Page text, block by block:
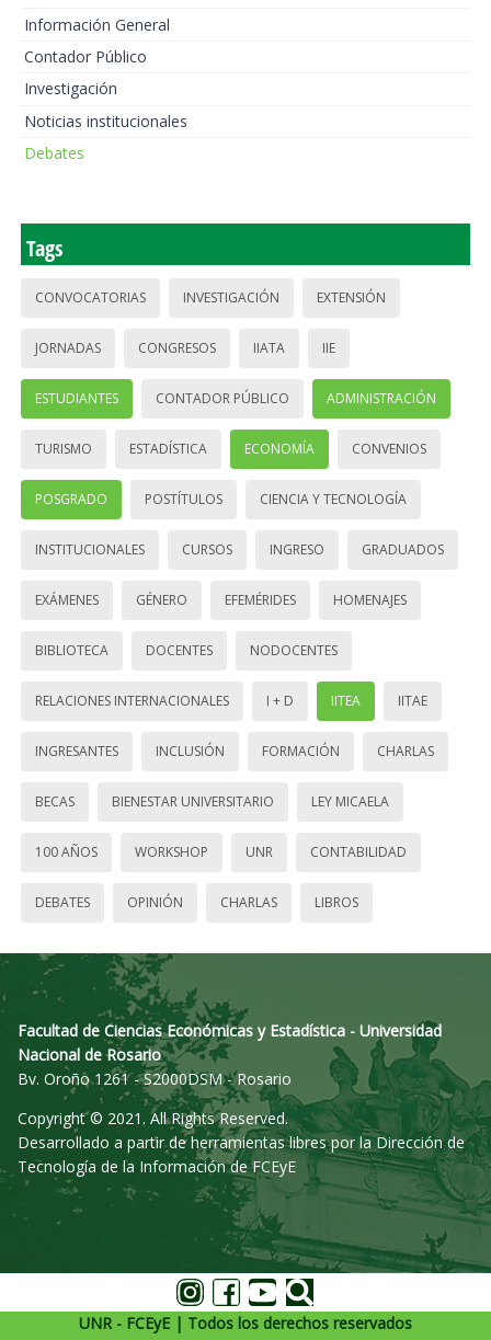
Información General
Contador Público
Investigación
Noticias institucionales
Debates
Tags
CONVOCATORIAS INVESTIGACIÓN EXTENSIÓN
JORNADAS CONGRESOS IIATA IIE
ESTUDIANTES CONTADOR PÚBLICO ADMINISTRACIÓN
TURISMO ESTADÍSTICA ECONOMÍA CONVENIOS
POSGRADO POSTÍTULOS CIENCIA Y TECNOLOGÍA
INSTITUCIONALES CURSOS INGRESO GRADUADOS
EXÁMENES GÉNERO EFEMÉRIDES HOMENAJES
BIBLIOTECA DOCENTES NODOCENTES
RELACIONES INTERNACIONALES I + D IITEA IITAE
INGRESANTES INCLUSIÓN FORMACIÓN CHARLAS
BECAS BIENESTAR UNIVERSITARIO LEY MICAELA
100 AÑOS WORKSHOP UNR CONTABILIDAD
DEBATES OPINIÓN CHARLAS LIBROS
Facultad de Ciencias Económicas y Estadística - Universidad
Nacional de Rosario
Bv. Oroño 1261 - S2000DSM - Rosario
Copyright © 2021. All Rights Reserved.
Desarrollado a partir de herramientas libres por la Dirección de
Tecnología de la Información de FCEyE
UNR - FCEyE | Todos los derechos reservados